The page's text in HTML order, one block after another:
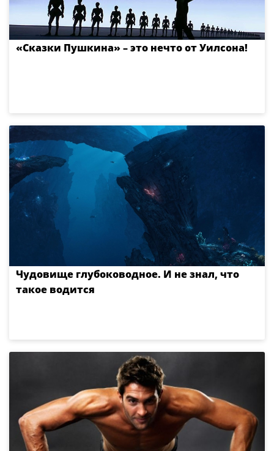
«Сказки Пушкина» – это нечто от Уилсона!
Чудовище глубоководное. И не знал, что
такое водится